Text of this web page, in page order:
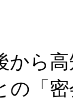
から
の「